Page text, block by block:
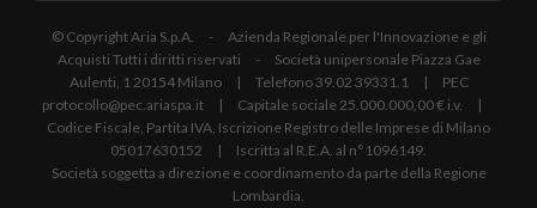
© Copyright Aria S.p.A. - Azienda Regionale per l'Innovazione e gli
Acquisti Tutti i diritti riservati - Società unipersonale Piazza Gae
Aulenti, 1 20154 Milano | Telefono 39.02 39331.1 | PEC
protocollo@pec.ariaspa.it | Capitale sociale 25.000.000,00 € i.v. |
Codice Fiscale, Partita IVA, Iscrizione Registro delle Imprese di Milano
05017630152 | Iscritta al R.E.A. al n°1096149.
Società soggetta a direzione e coordinamento da parte della Regione
Lombardia.